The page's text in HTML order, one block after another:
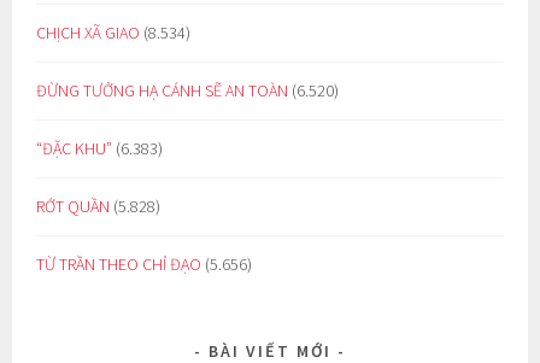
CHỊCH XÃ GIAO (8.534)
ĐỪNG TƯỞNG HẠ CÁNH SẼ AN TOÀN (6.520)
“ĐẶC KHU” (6.383)
RỚT QUẦN (5.828)
TỪ TRẦN THEO CHỈ ĐẠO (5.656)
BÀI VIẾT MỚI